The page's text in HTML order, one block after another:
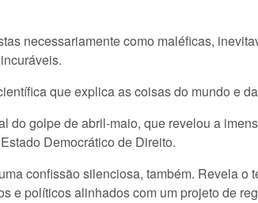
necessariamente como maléficas,
que explica as coisas do mundo e
do golpe de abril-maio, que revelou a
Democrático de Direito.
confissão silenciosa, também. Revela
e políticos alinhados com um projeto de